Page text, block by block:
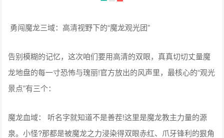
勇闯魔龙三域：高清视野下的“魔龙观光团”
告别模糊的记忆，这次咱们要用高清的双眼，真真切切丈量魔
龙地盘的每一寸恐怖与瑰丽!官方放出的风声里，最核心的“观光
景点”有三个：
魔龙血域： 听名字就知道不是善茬!这里是魔龙教主力量的源
泉。小怪?那都是被魔龙之力浸染得双眼赤红、爪牙锋利的狠角